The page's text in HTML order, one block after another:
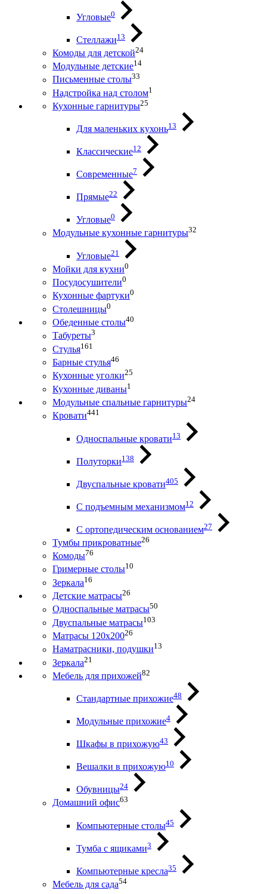
Угловые0
Стеллажи13
Комоды для детской24
Модульные детские14
Письменные столы33
Надстройка над столом1
Кухонные гарнитуры25
Для маленьких кухонь13
Классические12
Современные7
Прямые22
Угловые0
Модульные кухонные гарнитуры32
Угловые21
Мойки для кухни0
Посудосушители0
Кухонные фартуки0
Столешницы0
Обеденные столы40
Табуреты3
Стулья161
Барные стулья46
Кухонные уголки25
Кухонные диваны1
Модульные спальные гарнитуры24
Кровати441
Односпальные кровати13
Полуторки138
Двуспальные кровати405
С подъемным механизмом12
С ортопедическим основанием27
Тумбы прикроватные26
Комоды76
Гримерные столы10
Зеркала16
Детские матрасы26
Односпальные матрасы50
Двуспальные матрасы103
Матрасы 120х20026
Наматрасники, подушки13
Зеркала21
Мебель для прихожей82
Стандартные прихожие48
Модульные прихожие4
Шкафы в прихожую43
Вешалки в прихожую10
Обувницы24
Домашний офис63
Компьютерные столы45
Тумба с ящиками3
Компьютерные кресла35
Мебель для сада54